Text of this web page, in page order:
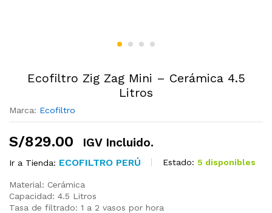
Ecofiltro Zig Zag Mini – Cerámica 4.5
Litros
Marca: Ecofiltro
S/829.00 IGV Incluido.
Ir a Tienda: ECOFILTRO PERÚ Estado: 5 disponibles
Material: Cerámica
Capacidad: 4.5 Litros
Tasa de filtrado: 1 a 2 vasos por hora